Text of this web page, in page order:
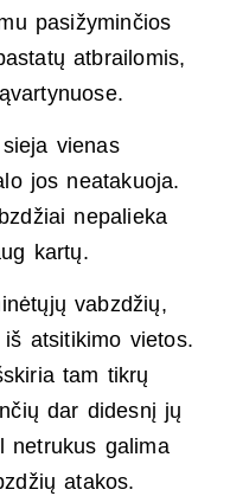
pasižyminčios
atbrailomis,
vienas
jos neatakuoja.
nepalieka
kartų.
vabzdžių,
atsitikimo vietos.
tam tikrų
dar didesnį jų
netrukus galima
atakos.